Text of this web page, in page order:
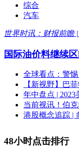
综合
汽车
世界时讯：财报前瞻
国际油价料继续
全球看点：警
【新视野】巴
年中盘点 |
当前视讯！伯
港股概念追踪 |
48小时点击排行